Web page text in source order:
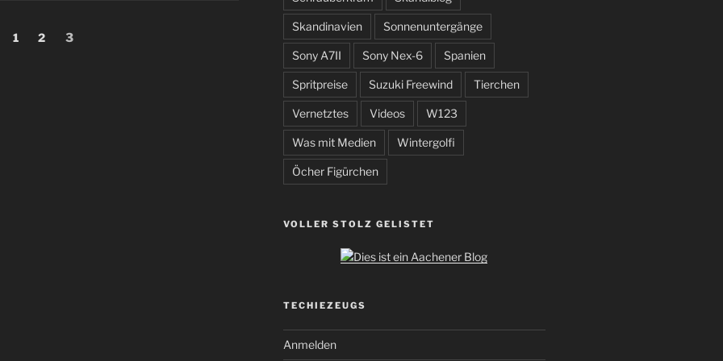
Seite
1 Seite
2 Seite
3
Skandinavien Sonnenuntergänge
Sony A7II Sony Nex-6 Spanien
Spritpreise Suzuki Freewind Tierchen
Vernetztes Videos W123
Was mit Medien Wintergolfi
Öcher Figürchen
VOLLER STOLZ GELISTET
TECHIEZEUGS
Anmelden